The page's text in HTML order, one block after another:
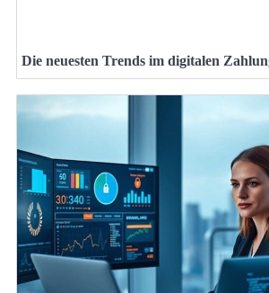
Die neuesten Trends im digitalen